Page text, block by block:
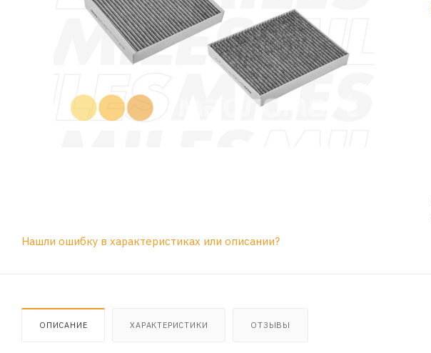
Нашли ошибку в характеристиках или описании?
ОПИСАНИЕ ХАРАКТЕРИСТИКИ ОТЗЫВЫ